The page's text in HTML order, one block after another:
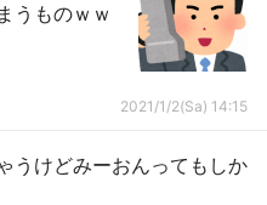
うものｗｗ
2021/1/2(Sa) 14:15
うけどみーおんってもしか